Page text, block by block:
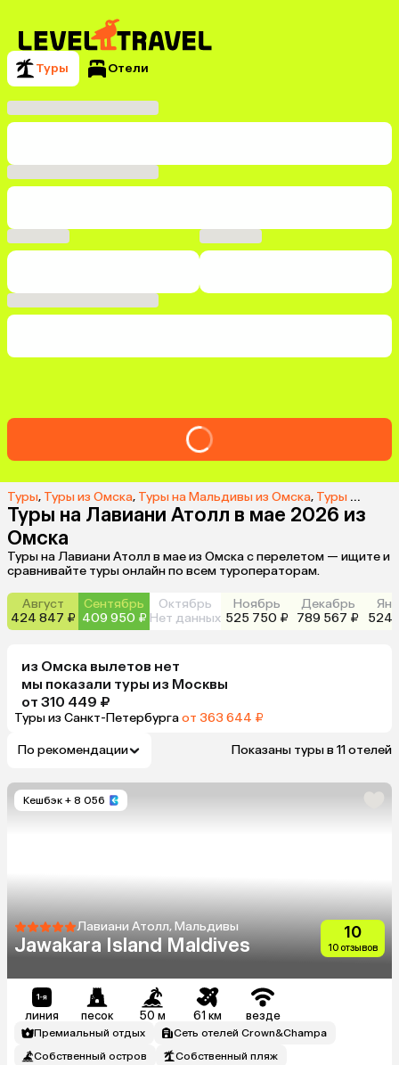
Туры Отели
Туры, Туры из Омска, Туры на Мальдивы из Омска, Туры на Лавиани Атолл из Омска
Туры на Лавиани Атолл в мае 2026 из
Омска
Туры на Лавиани Атолл в мае из Омска с перелетом — ищите и
сравнивайте туры онлайн по всем туроператорам.
Август
424 847 ₽
Сентябрь
409 950 ₽
Октябрь
Нет данных
Ноябрь
525 750 ₽
Декабрь
789 567 ₽
524
из Омска вылетов нет
мы показали туры из Москвы
от 310 449 ₽
Туры из Санкт-Петербургаот 363 644 ₽
По рекомендации Показаны туры в 11 отелей
Кешбэк + 8 056
Лавиани Атолл, Мальдивы
Jawakara Island Maldives
10
10 отзывов
линия песок 50 м 61 км везде
Премиальный отдых
Сеть отелей Crown&Champa
Собственный остров
Собственный пляж